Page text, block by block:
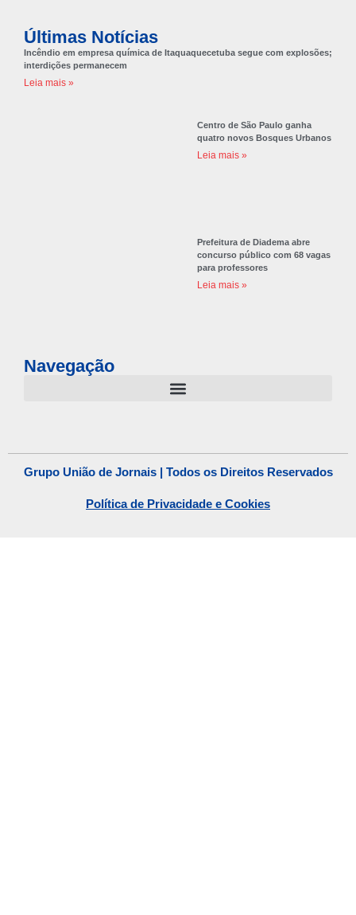
Últimas Notícias
Incêndio em empresa química de Itaquaquecetuba segue com explosões;
interdições permanecem
Leia mais »
Centro de São Paulo ganha
quatro novos Bosques Urbanos
Leia mais »
Prefeitura de Diadema abre
concurso público com 68 vagas
para professores
Leia mais »
Navegação
Grupo União de Jornais | Todos os Direitos Reservados
Política de Privacidade e Cookies